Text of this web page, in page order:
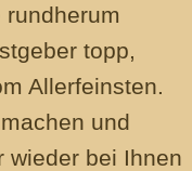
topp,
Allerfeinsten.
und
wieder bei Ihnen